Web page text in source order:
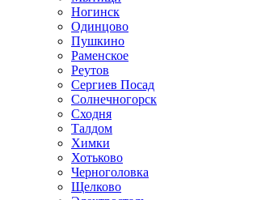
Ногинск
Одинцово
Пушкино
Раменское
Реутов
Сергиев Посад
Солнечногорск
Сходня
Талдом
Химки
Хотьково
Черноголовка
Щелково